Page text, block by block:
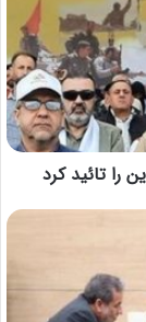
را تائید کرد